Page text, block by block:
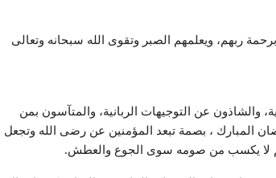
ربهم، ويعلمهم الصبر وتقوى الله سبحانه وتعالى
والشاذون عن التوجيهات الربانية، والمتآسون بمن
المبارك ، بصمة تبعد المؤمنين عن رضى الله وتجعل
لا يكسب من صومه سوى الجوع والعطش.